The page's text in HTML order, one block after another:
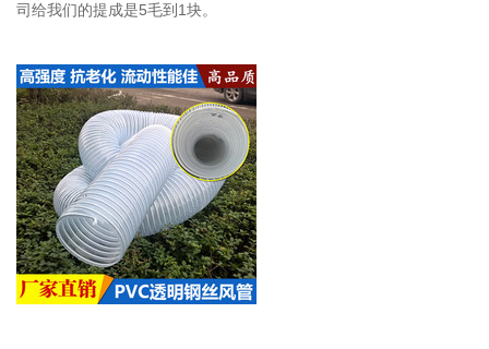
司给我们的提成是5毛到1块。